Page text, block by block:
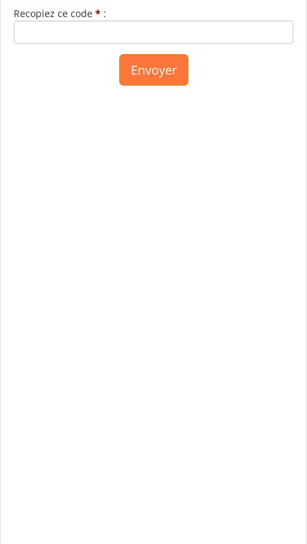
Recopiez ce code * :